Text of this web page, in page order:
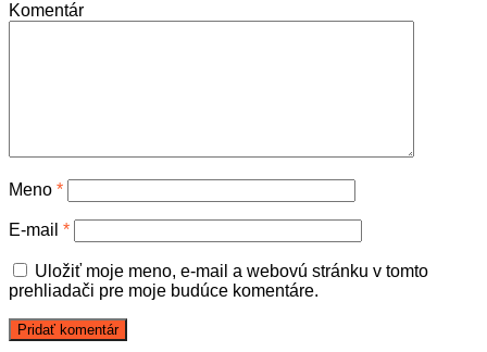
Komentár
Meno *
E-mail *
Uložiť moje meno, e-mail a webovú stránku v tomto
prehliadači pre moje budúce komentáre.